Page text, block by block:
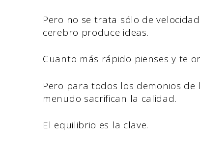
Pero no se trata sólo de
cerebro produce ideas.
Cuanto más rápido pienses y te
Pero para todos los demonios
menudo sacrifican la calidad.
El equilibrio es la clave.